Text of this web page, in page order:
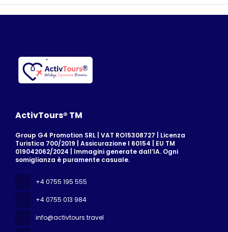
ActivTours® TM
Group G4 Promotion SRL | VAT RO15308727 | Licenza
Turistica 700/2019 | Assicurazione I 60154 | EU TM
019042062/2024 | Immagini generate dall’IA. Ogni
somiglianza è puramente casuale.
+4 0755 195 555
+4 0755 013 984
info@activtours.travel